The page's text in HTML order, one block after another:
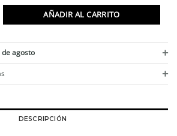
AÑADIR AL CARRITO
de agosto +
+
DESCRIPCIÓN